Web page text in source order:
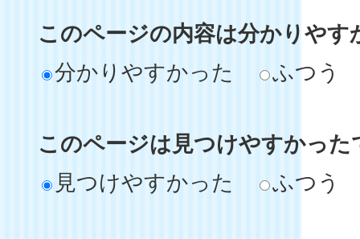
このページの内容は分かりやす
分かりやすかった
ふつう
このページは見つけやすかった
見つけやすかった
ふつう